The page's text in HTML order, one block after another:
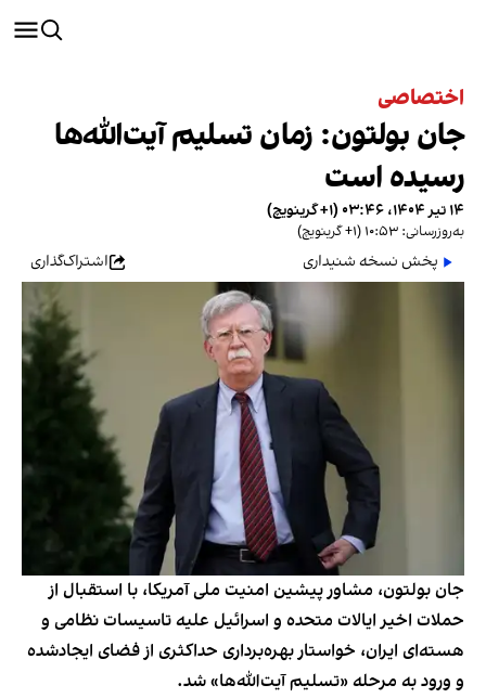
اختصاصی
جان بولتون: زمان تسلیم آیت‌الله‌ها
رسیده است
۱۴ تیر ۱۴۰۴، ۰۳:۴۶ (‎+۱ گرینویچ)
به‌روزرسانی: ۱۰:۵۳ (‎+۱ گرینویچ)
پخش نسخه شنیداری اشتراک‌گذاری
جان بولتون، مشاور پیشین امنیت ملی آمریکا، با استقبال از
حملات اخیر ایالات متحده و اسرائیل علیه تاسیسات نظامی و
هسته‌ای ایران، خواستار بهره‌برداری حداکثری از فضای ایجادشده
و ورود به مرحله «تسلیم آیت‌الله‌ها» شد.